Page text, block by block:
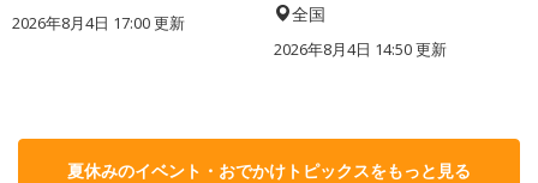
2026年8月4日 17:00更新 全国
2026年8月4日 14:50更新
夏休みのイベント・おでかけトピックスをもっと見る